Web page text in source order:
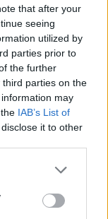
that after your
seeing
utilized by
parties prior to
the further
parties on the
may
IAB’s List of
it to other
da conti e carte
identità”.
WhatsApp